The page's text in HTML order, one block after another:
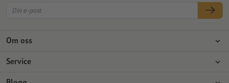
Om oss
Företag
Service
Betalningsalternativ